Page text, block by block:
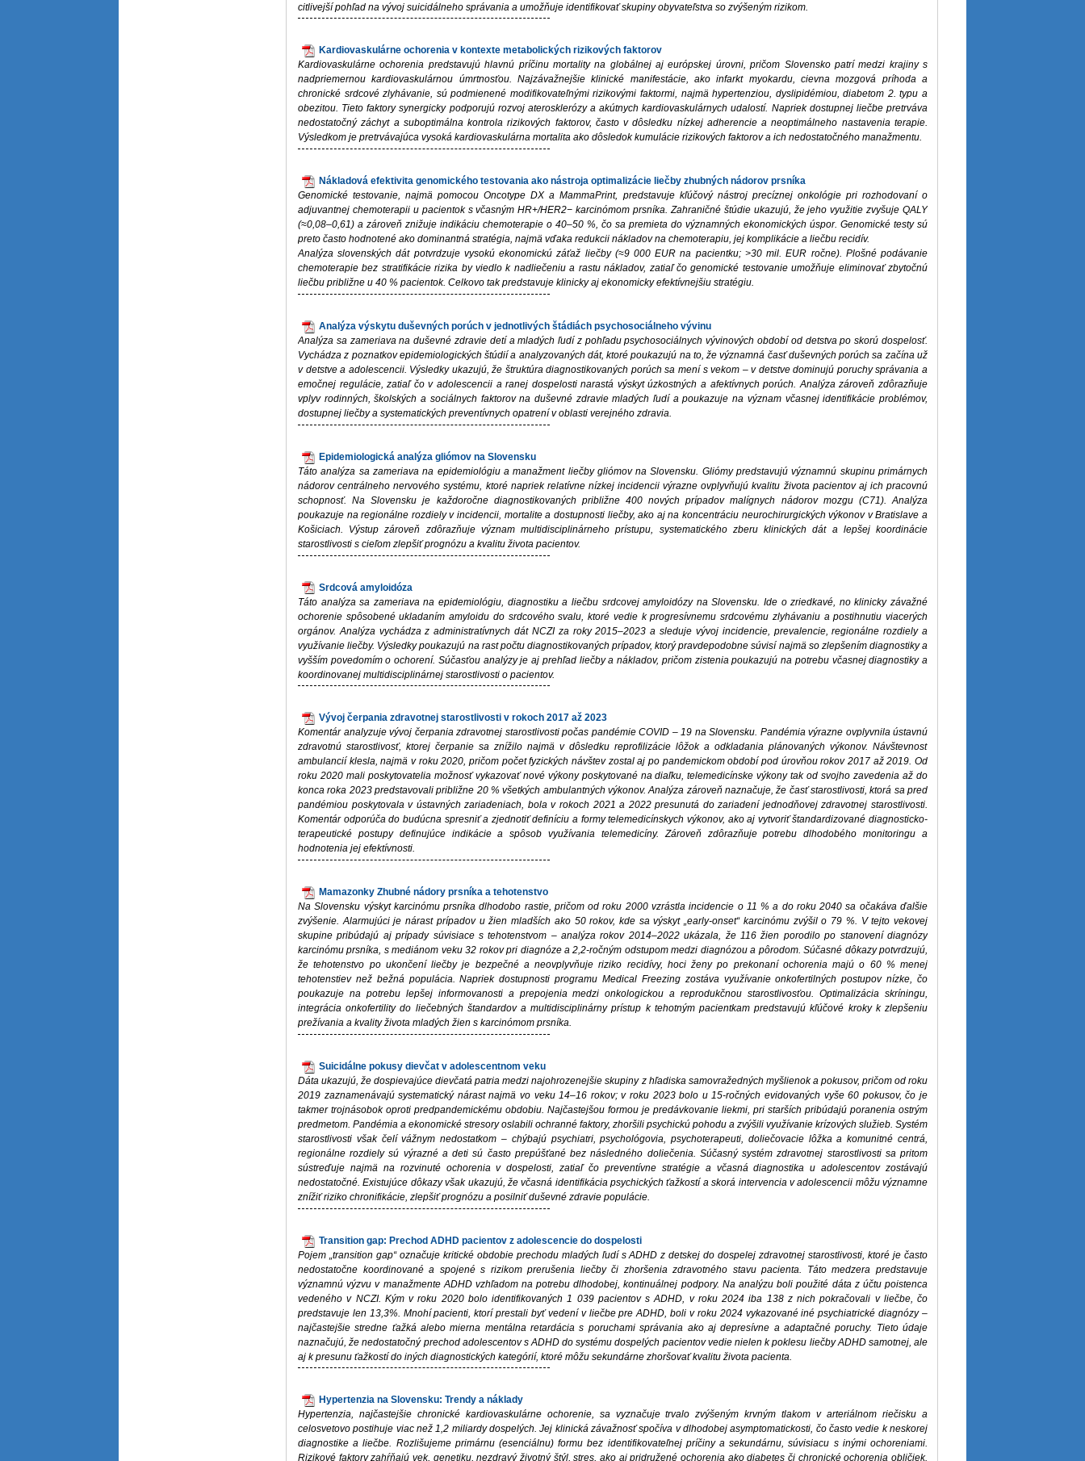
citlivejší pohľad na vývoj suicidálneho správania a umožňuje identifikovať skupiny obyvateľstva so zvýšeným rizikom.
Kardiovaskulárne ochorenia v kontexte metabolických rizikových faktorov
Kardiovaskulárne ochorenia predstavujú hlavnú príčinu mortality na globálnej aj európskej úrovni, pričom Slovensko patrí medzi krajiny s
nadpriemernou kardiovaskulárnou úmrtnosťou. Najzávažnejšie klinické manifestácie, ako infarkt myokardu, cievna mozgová príhoda a
chronické srdcové zlyhávanie, sú podmienené modifikovateľnými rizikovými faktormi, najmä hypertenziou, dyslipidémiou, diabetom 2. typu a
obezitou. Tieto faktory synergicky podporujú rozvoj aterosklerózy a akútnych kardiovaskulárnych udalostí. Napriek dostupnej liečbe pretrváva
nedostatočný záchyt a suboptimálna kontrola rizikových faktorov, často v dôsledku nízkej adherencie a neoptimálneho nastavenia terapie.
Výsledkom je pretrvávajúca vysoká kardiovaskulárna mortalita ako dôsledok kumulácie rizikových faktorov a ich nedostatočného manažmentu.
Nákladová efektivita genomického testovania ako nástroja optimalizácie liečby zhubných nádorov prsníka
Genomické testovanie, najmä pomocou Oncotype DX a MammaPrint, predstavuje kľúčový nástroj precíznej onkológie pri rozhodovaní o
adjuvantnej chemoterapii u pacientok s včasným HR+/HER2− karcinómom prsníka. Zahraničné štúdie ukazujú, že jeho využitie zvyšuje QALY
(≈0,08–0,61) a zároveň znižuje indikáciu chemoterapie o 40–50 %, čo sa premieta do významných ekonomických úspor. Genomické testy sú
preto často hodnotené ako dominantná stratégia, najmä vďaka redukcii nákladov na chemoterapiu, jej komplikácie a liečbu recidív.
Analýza slovenských dát potvrdzuje vysokú ekonomickú záťaž liečby (≈9 000 EUR na pacientku; >30 mil. EUR ročne). Plošné podávanie
chemoterapie bez stratifikácie rizika by viedlo k nadliečeniu a rastu nákladov, zatiaľ čo genomické testovanie umožňuje eliminovať zbytočnú
liečbu približne u 40 % pacientok. Celkovo tak predstavuje klinicky aj ekonomicky efektívnejšiu stratégiu.
Analýza výskytu duševných porúch v jednotlivých štádiách psychosociálneho vývinu
Analýza sa zameriava na duševné zdravie detí a mladých ľudí z pohľadu psychosociálnych vývinových období od detstva po skorú dospelosť.
Vychádza z poznatkov epidemiologických štúdií a analyzovaných dát, ktoré poukazujú na to, že významná časť duševných porúch sa začína už
v detstve a adolescencii. Výsledky ukazujú, že štruktúra diagnostikovaných porúch sa mení s vekom – v detstve dominujú poruchy správania a
emočnej regulácie, zatiaľ čo v adolescencii a ranej dospelosti narastá výskyt úzkostných a afektívnych porúch. Analýza zároveň zdôrazňuje
vplyv rodinných, školských a sociálnych faktorov na duševné zdravie mladých ľudí a poukazuje na význam včasnej identifikácie problémov,
dostupnej liečby a systematických preventívnych opatrení v oblasti verejného zdravia.
Epidemiologická analýza gliómov na Slovensku
Táto analýza sa zameriava na epidemiológiu a manažment liečby gliómov na Slovensku. Gliómy predstavujú významnú skupinu primárnych
nádorov centrálneho nervového systému, ktoré napriek relatívne nízkej incidencii výrazne ovplyvňujú kvalitu života pacientov aj ich pracovnú
schopnosť. Na Slovensku je každoročne diagnostikovaných približne 400 nových prípadov malígnych nádorov mozgu (C71). Analýza
poukazuje na regionálne rozdiely v incidencii, mortalite a dostupnosti liečby, ako aj na koncentráciu neurochirurgických výkonov v Bratislave a
Košiciach. Výstup zároveň zdôrazňuje význam multidisciplinárneho prístupu, systematického zberu klinických dát a lepšej koordinácie
starostlivosti s cieľom zlepšiť prognózu a kvalitu života pacientov.
Srdcová amyloidóza
Táto analýza sa zameriava na epidemiológiu, diagnostiku a liečbu srdcovej amyloidózy na Slovensku. Ide o zriedkavé, no klinicky závažné
ochorenie spôsobené ukladaním amyloidu do srdcového svalu, ktoré vedie k progresívnemu srdcovému zlyhávaniu a postihnutiu viacerých
orgánov. Analýza vychádza z administratívnych dát NCZI za roky 2015–2023 a sleduje vývoj incidencie, prevalencie, regionálne rozdiely a
využívanie liečby. Výsledky poukazujú na rast počtu diagnostikovaných prípadov, ktorý pravdepodobne súvisí najmä so zlepšením diagnostiky a
vyšším povedomím o ochorení. Súčasťou analýzy je aj prehľad liečby a nákladov, pričom zistenia poukazujú na potrebu včasnej diagnostiky a
koordinovanej multidisciplinárnej starostlivosti o pacientov.
Vývoj čerpania zdravotnej starostlivosti v rokoch 2017 až 2023
Komentár analyzuje vývoj čerpania zdravotnej starostlivosti počas pandémie COVID – 19 na Slovensku. Pandémia výrazne ovplyvnila ústavnú
zdravotnú starostlivosť, ktorej čerpanie sa znížilo najmä v dôsledku reprofilizácie lôžok a odkladania plánovaných výkonov. Návštevnosť
ambulancií klesla, najmä v roku 2020, pričom počet fyzických návštev zostal aj po pandemickom období pod úrovňou rokov 2017 až 2019. Od
roku 2020 mali poskytovatelia možnosť vykazovať nové výkony poskytované na diaľku, telemedicínske výkony tak od svojho zavedenia až do
konca roka 2023 predstavovali približne 20 % všetkých ambulantných výkonov. Analýza zároveň naznačuje, že časť starostlivosti, ktorá sa pred
pandémiou poskytovala v ústavných zariadeniach, bola v rokoch 2021 a 2022 presunutá do zariadení jednodňovej zdravotnej starostlivosti.
Komentár odporúča do budúcna spresniť a zjednotiť definíciu a formy telemedicínskych výkonov, ako aj vytvoriť štandardizované diagnosticko-
terapeutické postupy definujúce indikácie a spôsob využívania telemedicíny. Zároveň zdôrazňuje potrebu dlhodobého monitoringu a
hodnotenia jej efektívnosti.
Mamazonky Zhubné nádory prsníka a tehotenstvo
Na Slovensku výskyt karcinómu prsníka dlhodobo rastie, pričom od roku 2000 vzrástla incidencie o 11 % a do roku 2040 sa očakáva ďalšie
zvýšenie. Alarmujúci je nárast prípadov u žien mladších ako 50 rokov, kde sa výskyt „early-onset“ karcinómu zvýšil o 79 %. V tejto vekovej
skupine pribúdajú aj prípady súvisiace s tehotenstvom – analýza rokov 2014–2022 ukázala, že 116 žien porodilo po stanovení diagnózy
karcinómu prsníka, s mediánom veku 32 rokov pri diagnóze a 2,2-ročným odstupom medzi diagnózou a pôrodom. Súčasné dôkazy potvrdzujú,
že tehotenstvo po ukončení liečby je bezpečné a neovplyvňuje riziko recidívy, hoci ženy po prekonaní ochorenia majú o 60 % menej
tehotenstiev než bežná populácia. Napriek dostupnosti programu Medical Freezing zostáva využívanie onkofertilných postupov nízke, čo
poukazuje na potrebu lepšej informovanosti a prepojenia medzi onkologickou a reprodukčnou starostlivosťou. Optimalizácia skríningu,
integrácia onkofertility do liečebných štandardov a multidisciplinárny prístup k tehotným pacientkam predstavujú kľúčové kroky k zlepšeniu
prežívania a kvality života mladých žien s karcinómom prsníka.
Suicidálne pokusy dievčat v adolescentnom veku
Dáta ukazujú, že dospievajúce dievčatá patria medzi najohrozenejšie skupiny z hľadiska samovražedných myšlienok a pokusov, pričom od roku
2019 zaznamenávajú systematický nárast najmä vo veku 14–16 rokov; v roku 2023 bolo u 15-ročných evidovaných vyše 60 pokusov, čo je
takmer trojnásobok oproti predpandemickému obdobiu. Najčastejšou formou je predávkovanie liekmi, pri starších pribúdajú poranenia ostrým
predmetom. Pandémia a ekonomické stresory oslabili ochranné faktory, zhoršili psychickú pohodu a zvýšili využívanie krízových služieb. Systém
starostlivosti však čelí vážnym nedostatkom – chýbajú psychiatri, psychológovia, psychoterapeuti, doliečovacie lôžka a komunitné centrá,
regionálne rozdiely sú výrazné a deti sú často prepúšťané bez následného doliečenia. Súčasný systém zdravotnej starostlivosti sa pritom
sústreďuje najmä na rozvinuté ochorenia v dospelosti, zatiaľ čo preventívne stratégie a včasná diagnostika u adolescentov zostávajú
nedostatočné. Existujúce dôkazy však ukazujú, že včasná identifikácia psychických ťažkostí a skorá intervencia v adolescencii môžu významne
znížiť riziko chronifikácie, zlepšiť prognózu a posilniť duševné zdravie populácie.
Transition gap: Prechod ADHD pacientov z adolescencie do dospelosti
Pojem „transition gap“ označuje kritické obdobie prechodu mladých ľudí s ADHD z detskej do dospelej zdravotnej starostlivosti, ktoré je často
nedostatočne koordinované a spojené s rizikom prerušenia liečby či zhoršenia zdravotného stavu pacienta. Táto medzera predstavuje
významnú výzvu v manažmente ADHD vzhľadom na potrebu dlhodobej, kontinuálnej podpory. Na analýzu boli použité dáta z účtu poistenca
vedeného v NCZI. Kým v roku 2020 bolo identifikovaných 1 039 pacientov s ADHD, v roku 2024 iba 138 z nich pokračovali v liečbe, čo
predstavuje len 13,3%. Mnohí pacienti, ktorí prestali byť vedení v liečbe pre ADHD, boli v roku 2024 vykazované iné psychiatrické diagnózy –
najčastejšie stredne ťažká alebo mierna mentálna retardácia s poruchami správania ako aj depresívne a adaptačné poruchy. Tieto údaje
naznačujú, že nedostatočný prechod adolescentov s ADHD do systému dospelých pacientov vedie nielen k poklesu liečby ADHD samotnej, ale
aj k presunu ťažkostí do iných diagnostických kategórií, ktoré môžu sekundárne zhoršovať kvalitu života pacienta.
Hypertenzia na Slovensku: Trendy a náklady
Hypertenzia, najčastejšie chronické kardiovaskulárne ochorenie, sa vyznačuje trvalo zvýšeným krvným tlakom v arteriálnom riečisku a
celosvetovo postihuje viac než 1,2 miliardy dospelých. Jej klinická závažnosť spočíva v dlhodobej asymptomatickosti, čo často vedie k neskorej
diagnostike a liečbe. Rozlišujeme primárnu (esenciálnu) formu bez identifikovateľnej príčiny a sekundárnu, súvisiacu s inými ochoreniami.
Rizikové faktory zahŕňajú vek, genetiku, nezdravý životný štýl, stres, ako aj pridružené ochorenia ako diabetes či chronické ochorenia obličiek.